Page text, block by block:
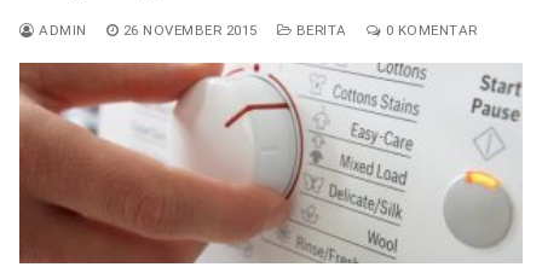
ADMIN 26 NOVEMBER 2015 BERITA 0 KOMENTAR